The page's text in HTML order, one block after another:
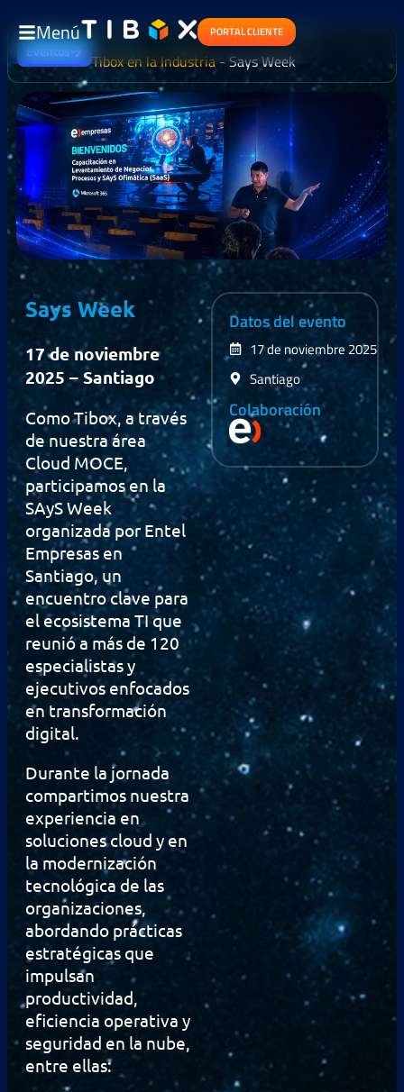
Menú PORTAL CLIENTE
Eventos Tibox en la Industria - Says Week
Says Week
17 de noviembre
2025 – Santiago
Como Tibox, a través
de nuestra área
Cloud MOCE,
participamos en la
SAyS Week
organizada por Entel
Empresas en
Santiago, un
encuentro clave para
el ecosistema TI que
reunió a más de 120
especialistas y
ejecutivos enfocados
en transformación
digital.
Durante la jornada
compartimos nuestra
experiencia en
soluciones cloud y en
la modernización
tecnológica de las
organizaciones,
abordando prácticas
estratégicas que
impulsan
productividad,
eficiencia operativa y
seguridad en la nube,
entre ellas:
Datos del evento
17 de noviembre 2025
Santiago
Colaboración